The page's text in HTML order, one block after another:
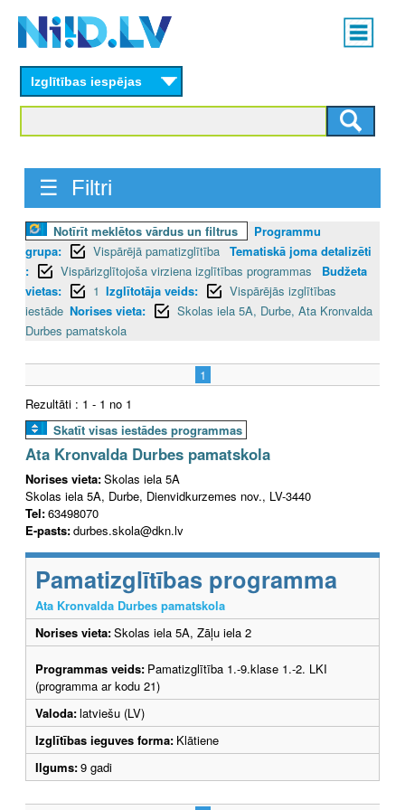
content
Main
menu
Izglītības iespējas
☰ Filtri
Notīrīt meklētos vārdus un filtrus
Programmu
grupa:
Vispārējā pamatizglītība Tematiskā joma detalizēti
:
Vispārizglītojoša virziena izglītības programmas
Budžeta
vietas:
1 Izglītotāja veids:
Vispārējās izglītības
iestāde Norises vieta:
Skolas iela 5A, Durbe, Ata Kronvalda
Durbes pamatskola
1
Rezultāti : 1 - 1 no 1
Skatīt visas iestādes programmas
Ata Kronvalda Durbes pamatskola
Norises vieta:Skolas iela 5A
Skolas iela 5A, Durbe, Dienvidkurzemes nov., LV-3440
Tel:63498070
E-pasts:durbes.skola@dkn.lv
Pamatizglītības programma
Ata Kronvalda Durbes pamatskola
Norises vieta:Skolas iela 5A, Zāļu iela 2
Programmas veids: Pamatizglītība 1.-9.klase 1.-2. LKI
(programma ar kodu 21)
Valoda:latviešu (LV)
Izglītības ieguves forma: Klātiene
Ilgums:9 gadi